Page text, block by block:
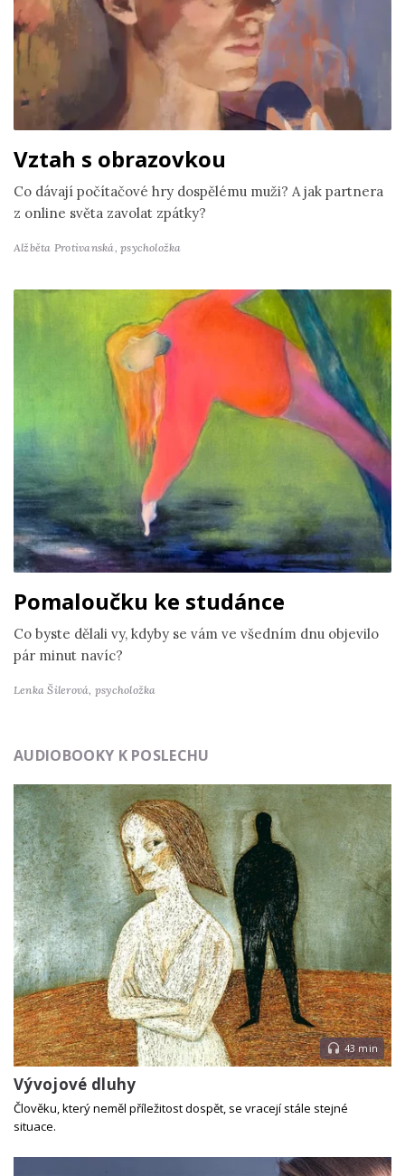
Vztah s obrazovkou
Co dávají počítačové hry dospělému muži? A jak partnera
z online světa zavolat zpátky?
Alžběta Protivanská,psycholožka
Pomaloučku ke studánce
Co byste dělali vy, kdyby se vám ve všedním dnu objevilo
pár minut navíc?
Lenka Šilerová, psycholožka
AUDIOBOOKY K POSLECHU
43 min
Vývojové dluhy
Člověku, který neměl příležitost dospět, se vracejí stále stejné
situace.